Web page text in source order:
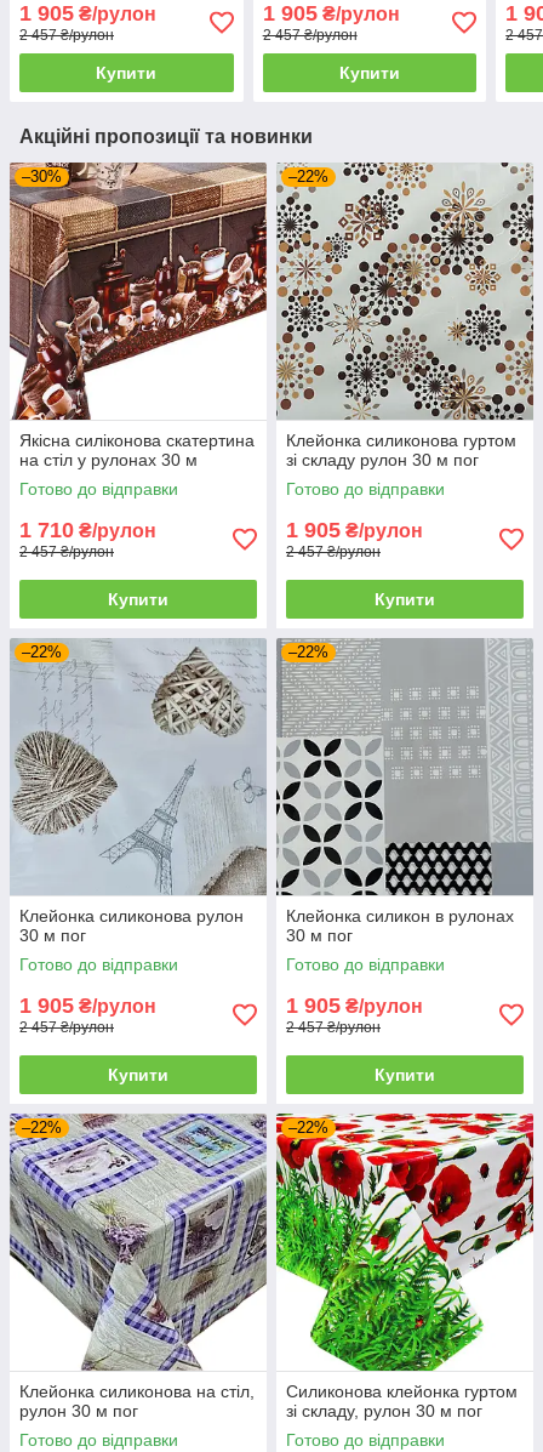
1 905 ₴/рулон
2 457 ₴/рулон
Купити
1 905₴/рулон
2 457 ₴/рулон
Купити
1
2
Акційні пропозиції та новинки
–30%
Якісна силіконова скатертина
на стіл у рулонах 30 м
Готово до відправки
1 710 ₴/рулон
2 457 ₴/рулон
Купити
–22%
Клейонка силиконова гуртом
зі складу рулон 30 м пог
Готово до відправки
1 905 ₴/рулон
2 457 ₴/рулон
Купити
–22%
Клейонка силиконова рулон
30 м пог
Готово до відправки
1 905 ₴/рулон
2 457 ₴/рулон
Купити
–22%
Клейонка силикон в рулонах
30 м пог
Готово до відправки
1 905 ₴/рулон
2 457 ₴/рулон
Купити
–22%
Клейонка силиконова на стіл,
рулон 30 м пог
Готово до відправки
–22%
Силиконова клейонка гуртом
зі складу, рулон 30 м пог
Готово до відправки